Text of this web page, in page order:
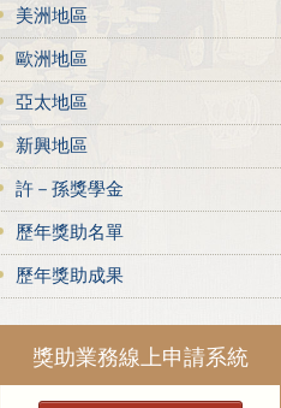
美洲地區
歐洲地區
亞太地區
新興地區
許－孫獎學金
歷年獎助名單
歷年獎助成果
獎助業務線上申請系統